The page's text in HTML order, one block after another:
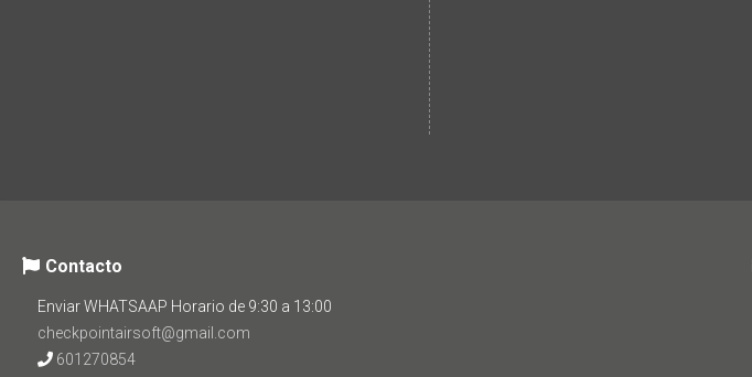
Contacto
Enviar WHATSAAP Horario de 9:30 a 13:00
checkpointairsoft@gmail.com
601270854